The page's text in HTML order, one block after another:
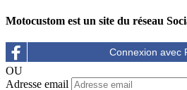
Motocustom est un site du réseau
OU
Adresse email